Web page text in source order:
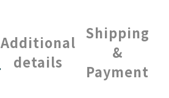
Additional
details
Shipping
&
Payment